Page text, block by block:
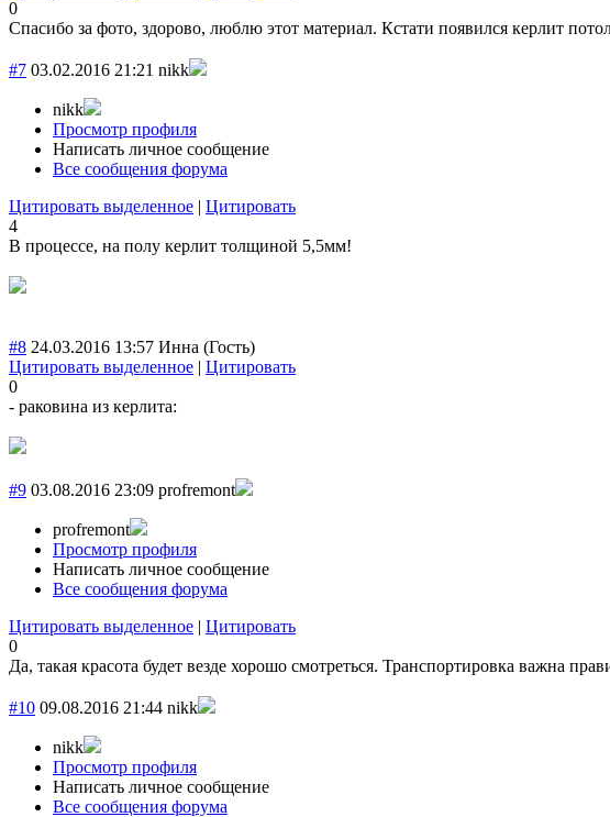
0
Спасибо за фото, здорово, люблю этот материал. Кстати появился керлит
#7 03.02.2016 21:21 nikk
nikk
Просмотр профиля
Написать личное сообщение
Все сообщения форума
Цитировать выделенное | Цитировать
4
В процессе, на полу керлит толщиной 5,5мм!
#8 24.03.2016 13:57 Инна (Гость)
Цитировать выделенное | Цитировать
0
- раковина из керлита:
#9 03.08.2016 23:09 profremont
profremont
Просмотр профиля
Написать личное сообщение
Все сообщения форума
Цитировать выделенное | Цитировать
0
Да, такая красота будет везде хорошо смотреться. Транспортировка важна
#10 09.08.2016 21:44 nikk
nikk
Просмотр профиля
Написать личное сообщение
Все сообщения форума